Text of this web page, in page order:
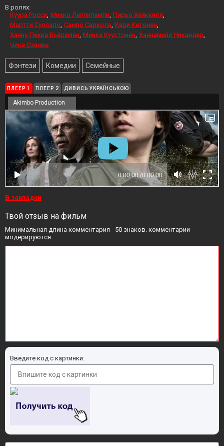
В ролях:
Куура Росси Микко Леппилампи Пирьо Хейккиля
Мартти Суосало Сампо Саркола Кари Кетонен
Ханну-Пекка Бьёркман Минка Куустонен Ханнамайя Никандер
Чике Оханве
Фэнтези Комедии Семейные
ПЛЕЕР 1 ПЛЕЕР 2 ДИВИСЬ УКРАЇНСЬКОЮ
Akimbo Production
В закладки
Твой отзыв на фильм
Минимальная длина комментария - 50 знаков. комментарии
модерируются
Введите код с картинки: